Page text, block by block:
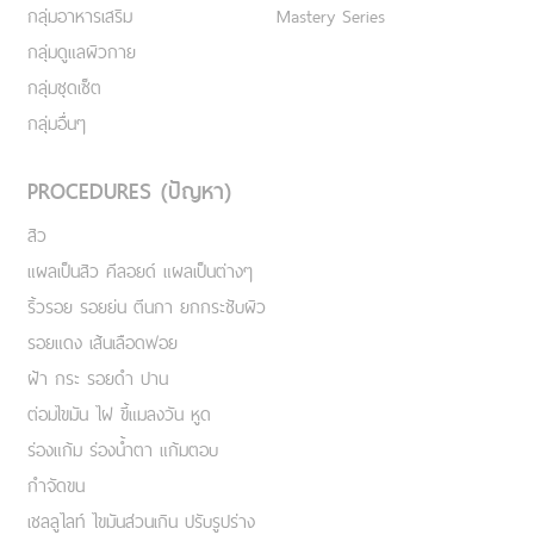
กลุ่มอาหารเสริม
กลุ่มดูแลผิวกาย
กลุ่มชุดเซ็ต
กลุ่มอื่นๆ
Mastery Series
PROCEDURES (ปัญหา)
สิว
แผลเป็นสิว คีลอยด์ แผลเป็นต่างๆ
ริ้วรอย รอยย่น ตีนกา ยกกระชับผิว
รอยแดง เส้นเลือดฟอย
ฝ้า กระ รอยดำ ปาน
ต่อมไขมัน ไฝ ขี้แมลงวัน หูด
ร่องแก้ม ร่องน้ำตา แก้มตอบ
กำจัดขน
เชลลูไลท์ ไขมันส่วนเกิน ปรับรูปร่าง